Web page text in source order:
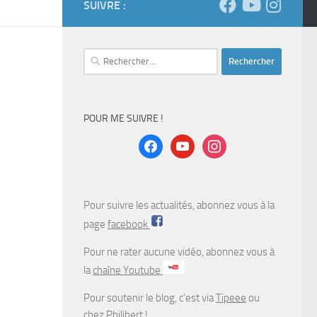
SUIVRE :
Rechercher :
POUR ME SUIVRE !
facebookyoutubeinstagram
Pour suivre les actualités, abonnez vous à la
page facebook
Pour ne rater aucune vidéo, abonnez vous à
lachaîne Youtube
Pour soutenir le blog, c’est viaTipeee ou